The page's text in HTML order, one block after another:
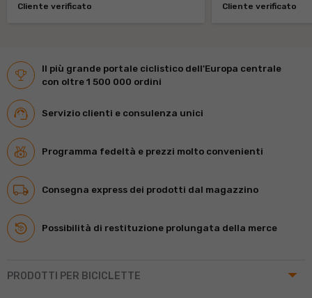
Cliente verificato Cliente verificato
Il più grande portale ciclistico dell'Europa centrale
con oltre 1 500 000 ordini
Servizio clienti e consulenza unici
Programma fedeltà e prezzi molto convenienti
Consegna express dei prodotti dal magazzino
Possibilità di restituzione prolungata della merce
arrow_drop_up
PRODOTTI PER BICICLETTE